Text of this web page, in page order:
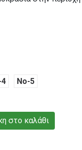
No-5
στο καλάθι